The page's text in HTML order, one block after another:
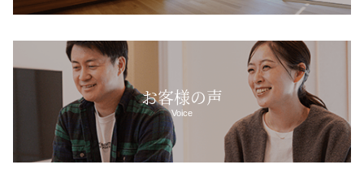
お客様の声
Voice